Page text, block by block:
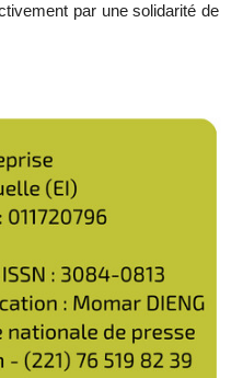
par une solidarité de